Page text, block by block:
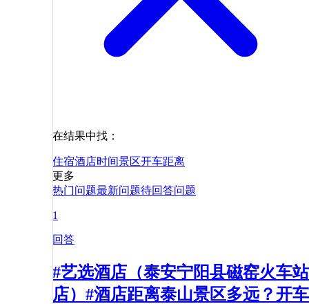
在结果中找：
住宿酒店时间景区开车距离
更多
热门问题最新问题待回答问题
1
回答
#艺选酒店（泰安宁阳县磁窑火车站
店）#酒店距离泰山景区多远？开车